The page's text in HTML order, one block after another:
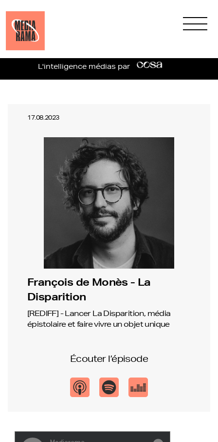
L'intelligence médias par
17.08.2023
François de Monès - La
Disparition
[REDIFF] - Lancer La Disparition, média
épistolaire et faire vivre un objet unique
Écouter l’épisode